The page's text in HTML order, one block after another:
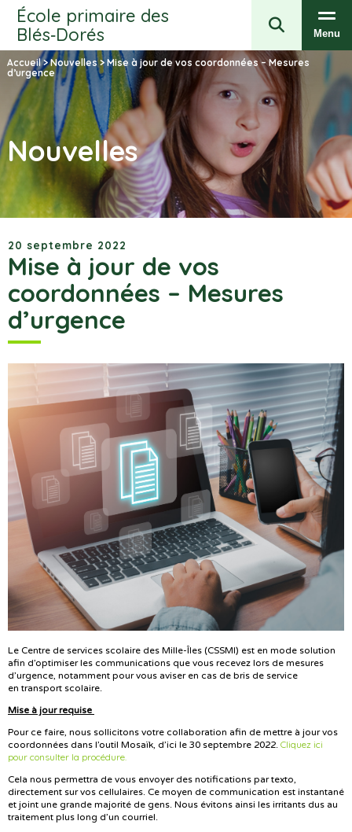
École primaire des
Blés‑Dorés
Menu
Accueil>Nouvelles> Mise à jour de vos coordonnées – Mesures
d’urgence
Nouvelles
20 septembre 2022
Mise à jour de vos
coordonnées – Mesures
d’urgence
Le Centre de services scolaire des Mille-Îles (CSSMI) est en mode solution
afin d’optimiser les communications que vous recevez lors de mesures
d’urgence, notamment pour vous aviser en cas de bris de service
en transport scolaire.
Mise à jour requise
Pour ce faire, nous sollicitons votre collaboration afin de mettre à jour vos
coordonnées dans l’outil Mosaïk, d’ici le 30 septembre 2022. Cliquez ici
pour consulter la procédure.
Cela nous permettra de vous envoyer des notifications par texto,
directement sur vos cellulaires. Ce moyen de communication est instantané
et joint une grande majorité de gens. Nous évitons ainsi les irritants dus au
traitement plus long d’un courriel.